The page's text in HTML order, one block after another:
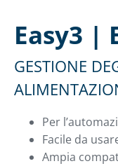
Easy3 |
GESTIONE
Per
Facile da
Ampia